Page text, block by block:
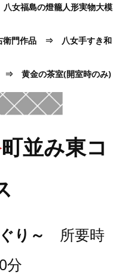
福島の燈籠人形実物大模
衛門作品 ⇒ 八女手すき和
黄金の茶室(開室時のみ)
町並み東コ
り～ 所要時
分